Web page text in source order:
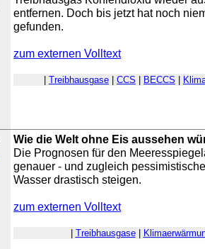
entfernen. Doch bis jetzt hat noch
gefunden.
zum externen Volltext
Treibhausgase CCS BECCS
Wie die Welt ohne Eis aussehen
Die Prognosen für den
genauer - und zugleich
Wasser drastisch steigen.
zum externen Volltext
Treibhausgase|